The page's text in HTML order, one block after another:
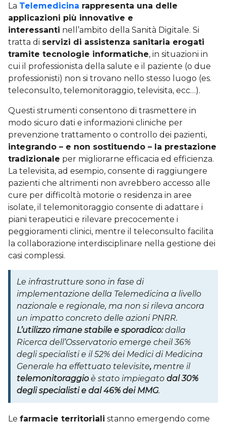
La Telemedicina rappresenta una delle
applicazioni più innovative e
interessanti nell’ambito della Sanità Digitale. Si
tratta di servizi di assistenza sanitaria erogati
tramite tecnologie informatiche, in situazioni in
cui il professionista della salute e il paziente (o due
professionisti) non si trovano nello stesso luogo (es.
teleconsulto, telemonitoraggio, televisita, ecc…).
Questi strumenti consentono di trasmettere in
modo sicuro dati e informazioni cliniche per
prevenzione trattamento o controllo dei pazienti,
integrando – e non sostituendo – la prestazione
tradizionale per migliorarne efficacia ed efficienza.
La televisita, ad esempio, consente di raggiungere
pazienti che altrimenti non avrebbero accesso alle
cure per difficoltà motorie o residenza in aree
isolate, il telemonitoraggio consente di adattare i
piani terapeutici e rilevare precocemente i
peggioramenti clinici, mentre il teleconsulto facilita
la collaborazione interdisciplinare nella gestione dei
casi complessi.
Le infrastrutture sono in fase di
implementazione della Telemedicina a livello
nazionale e regionale, ma non si rileva ancora
un impatto concreto delle azioni PNRR.
L’utilizzo rimane stabile e sporadico:dalla
Ricerca dell’Osservatorio emerge cheil 36%
degli specialisti e il 52% dei Medici di Medicina
Generale ha effettuato televisite, mentre il
telemonitoraggio è stato impiegato dal 30%
degli specialisti e dal 46% dei MMG.
Le farmacie territoriali stanno emergendo come